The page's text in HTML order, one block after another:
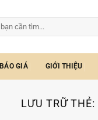
BÁO GIÁ GIỚI THIỆU
LƯU TRỮ THẺ: